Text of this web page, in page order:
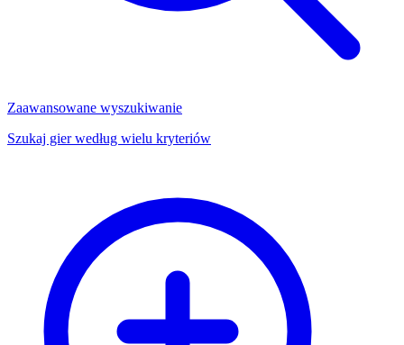
Zaawansowane wyszukiwanie
Szukaj gier według wielu kryteriów